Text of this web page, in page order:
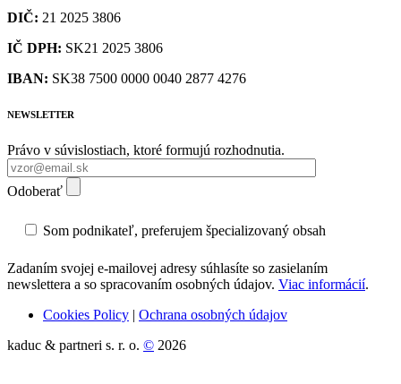
DIČ: 21 2025 3806
IČ DPH: SK21 2025 3806
IBAN: SK38 7500 0000 0040 2877 4276
NEWSLETTER
Právo v súvislostiach, ktoré formujú rozhodnutia.
Odoberať
Som podnikateľ, preferujem špecializovaný obsah
Zadaním svojej e-mailovej adresy súhlasíte so zasielaním
newslettera a so spracovaním osobných údajov. Viac informácií.
Cookies Policy | Ochrana osobných údajov
kaduc & partneri s. r. o. © 2026